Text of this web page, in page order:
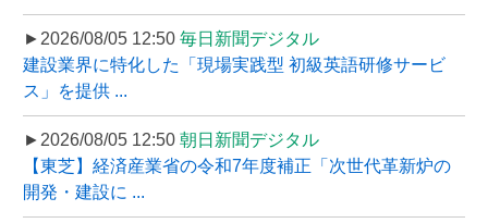
►2026/08/05 12:50 毎日新聞デジタル
建設業界に特化した「現場実践型 初級英語研修サービ
ス」を提供 ...
►2026/08/05 12:50 朝日新聞デジタル
【東芝】経済産業省の令和7年度補正「次世代革新炉の
開発・建設に ...